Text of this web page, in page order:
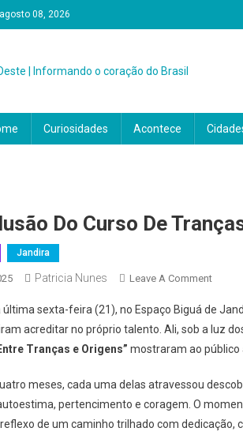
08, 2026
cultura, eventos e tudo o que impacta
Brasil. Aqui, a notícia é feita para você e por
Curiosidades Acontece
Do Curso De
Jandira
Patricia Nunes Leave A CommentOn
Do
Curso
De
A
Cultura
última sexta-feira (21), no Espaço Biguá de
acreditar no próprio talento. Ali, sob a luz
Tranças e Origens” mostraram ao público
meses, cada uma delas atravessou
pertencimento e coragem. O
de um caminho trilhado com dedicação,